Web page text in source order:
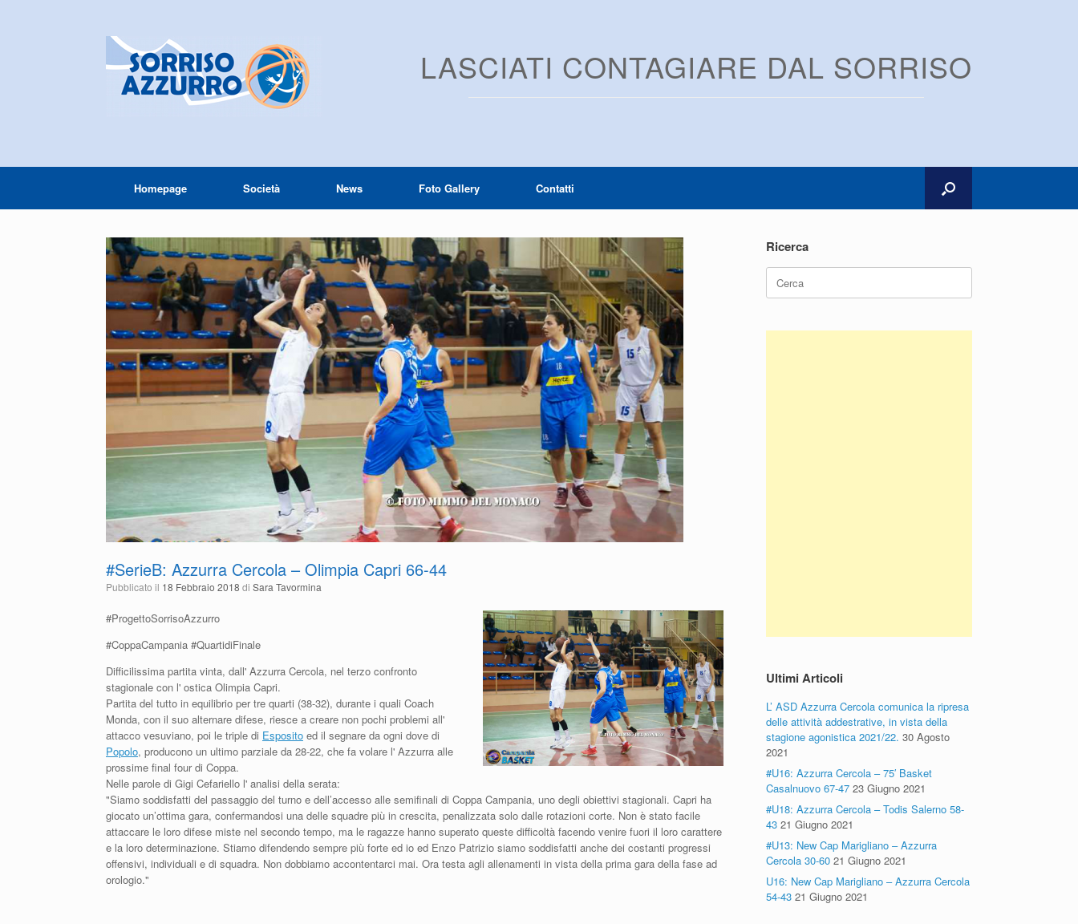
LASCIATI CONTAGIARE DAL SORRISO
Homepage Società News Foto Gallery Contatti
#SerieB: Azzurra Cercola – Olimpia Capri 66-44
Pubblicato il 18 Febbraio 2018 di Sara Tavormina
#ProgettoSorrisoAzzurro
#CoppaCampania #QuartidiFinale
Difficilissima partita vinta, dall' Azzurra Cercola, nel terzo confronto
stagionale con l' ostica Olimpia Capri.
Partita del tutto in equilibrio per tre quarti (38-32), durante i quali Coach
Monda, con il suo alternare difese, riesce a creare non pochi problemi all'
attacco vesuviano, poi le triple di Esposito ed il segnare da ogni dove di
Popolo, producono un ultimo parziale da 28-22, che fa volare l' Azzurra alle
prossime final four di Coppa.
Nelle parole di Gigi Cefariello l' analisi della serata:
"Siamo soddisfatti del passaggio del turno e dell’accesso alle semifinali di Coppa Campania, uno degli obiettivi stagionali. Capri ha
giocato un’ottima gara, confermandosi una delle squadre più in crescita, penalizzata solo dalle rotazioni corte. Non è stato facile
attaccare le loro difese miste nel secondo tempo, ma le ragazze hanno superato queste difficoltà facendo venire fuori il loro carattere
e la loro determinazione. Stiamo difendendo sempre più forte ed io ed Enzo Patrizio siamo soddisfatti anche dei costanti progressi
offensivi, individuali e di squadra. Non dobbiamo accontentarci mai. Ora testa agli allenamenti in vista della prima gara della fase ad
orologio."
Ricerca
Ricerca
per:
Ultimi Articoli
L’ ASD Azzurra Cercola comunica la ripresa
delle attività addestrative, in vista della
stagione agonistica 2021/22. 30 Agosto
2021
#U16: Azzurra Cercola – 75′ Basket
Casalnuovo 67-47 23 Giugno 2021
#U18: Azzurra Cercola – Todis Salerno 58-
43 21 Giugno 2021
#U13: New Cap Marigliano – Azzurra
Cercola 30-60 21 Giugno 2021
U16: New Cap Marigliano – Azzurra Cercola
54-43 21 Giugno 2021